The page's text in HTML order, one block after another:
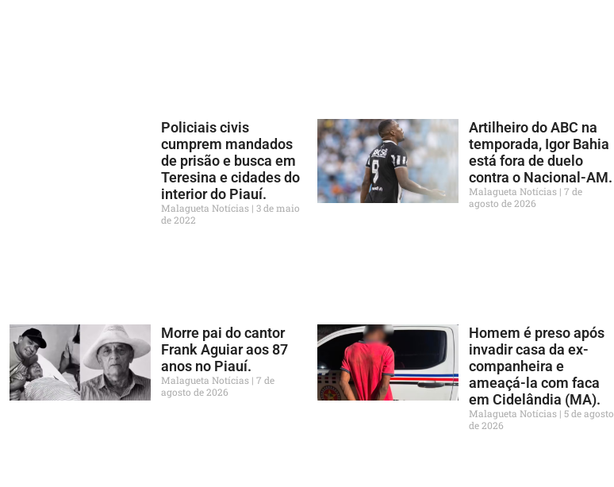
Policiais civis
cumprem mandados
de prisão e busca em
Teresina e cidades do
interior do Piauí.
Malagueta Notícias 3 de maio
de 2022
Artilheiro do ABC na
temporada, Igor Bahia
está fora de duelo
contra o Nacional-AM.
Malagueta Notícias 7 de
agosto de 2026
Morre pai do cantor
Frank Aguiar aos 87
anos no Piauí.
Malagueta Notícias 7 de
agosto de 2026
Homem é preso após
invadir casa da ex-
companheira e
ameaçá-la com faca
em Cidelândia (MA).
Malagueta Notícias 5 de agosto
de 2026